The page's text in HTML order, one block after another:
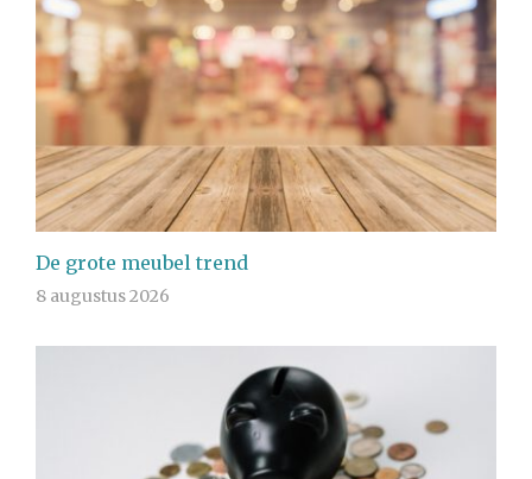
De grote meubel trend
8 augustus 2026